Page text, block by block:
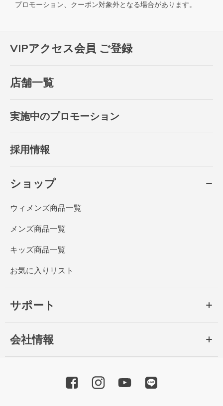
VIPアクセス会員 ご登録
店舗一覧
実施中のプロモーション
採用情報
ショップ
ウィメンズ商品一覧
メンズ商品一覧
キッズ商品一覧
お気に入りリスト
サポート
会社情報
プロモーション、クーポン対象外となる場合があります。